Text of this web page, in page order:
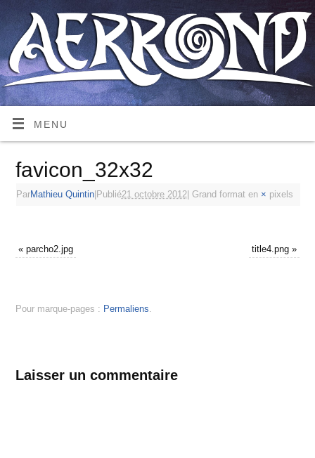
MENU
favicon_32x32
ParMathieu Quintin| Publié21 octobre 2012| Grand format en × pixels
« parcho2.jpg title4.png »
Pour marque-pages : Permaliens
Laisser un commentaire